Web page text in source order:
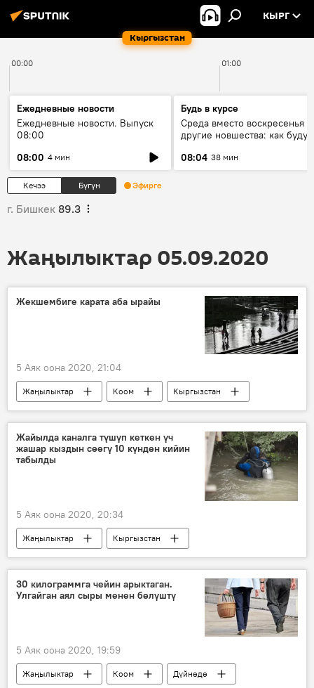
Кыргызстан
КЫРГ
00:00 01:00
Ежедневные новости
Ежедневные новости. Выпуск
08:00
08:00 4 мин
Будь в курсе
Среда вместо воскресенья и
другие новшества: как будут
08:04 38 мин
Кечээ Бүгүн Эфирге
г. Бишкек 89.3
Жаңылыктар 05.09.2020
Жекшембиге карата аба ырайы
5 Аяк оона 2020, 21:04
Жаңылыктар Коом
Кыргызстан
аба ырайы
Жайылда каналга түшүп кеткен үч
жашар кыздын сөөгү 10 күндөн кийин
табылды
5 Аяк оона 2020, 20:34
Жаңылыктар
Кыргызстан
Окуялар
канал
Жайыл району
кыз
30 килограммга чейин арыктаган.
Улгайган аял сыры менен бөлүштү
5 Аяк оона 2020, 19:59
Жаңылыктар Коом
Дүйнөдө